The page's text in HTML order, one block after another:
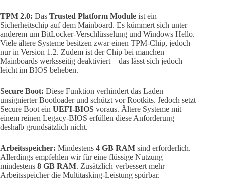
TPM 2.0: Das Trusted Platform Module ist ein
Sicherheitschip auf dem Mainboard. Es kümmert sich unter
anderem um BitLocker-Verschlüsselung und Windows Hello.
Viele ältere Systeme besitzen zwar einen TPM-Chip, jedoch
nur in Version 1.2. Zudem ist der Chip bei manchen
Mainboards werksseitig deaktiviert – das lässt sich jedoch
leicht im BIOS beheben.
Secure Boot: Diese Funktion verhindert das Laden
unsignierter Bootloader und schützt vor Rootkits. Jedoch setzt
Secure Boot ein UEFI-BIOS voraus. Ältere Systeme mit
einem reinen Legacy-BIOS erfüllen diese Anforderung
deshalb grundsätzlich nicht.
Arbeitsspeicher: Mindestens 4 GB RAM sind erforderlich.
Allerdings empfehlen wir für eine flüssige Nutzung
mindestens 8 GB RAM. Zusätzlich verbessert mehr
Arbeitsspeicher die Multitasking-Leistung spürbar.